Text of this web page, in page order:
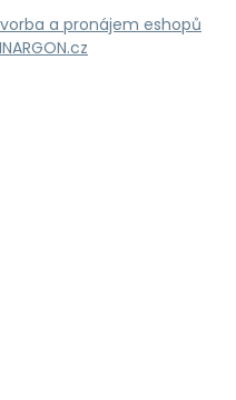
a pronájem eshopů